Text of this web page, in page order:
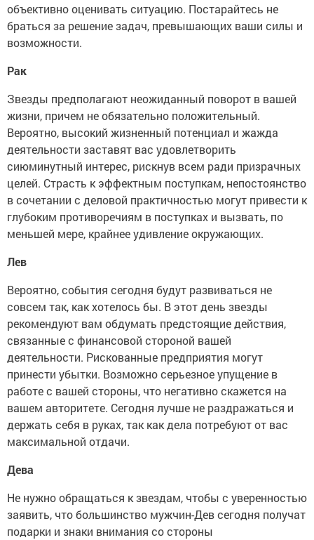
объективно оценивать ситуацию. Постарайтесь не
браться за решение задач, превышающих ваши силы и
возможности.
Рак
Звезды предполагают неожиданный поворот в вашей
жизни, причем не обязательно положительный.
Вероятно, высокий жизненный потенциал и жажда
деятельности заставят вас удовлетворить
сиюминутный интерес, рискнув всем ради призрачных
целей. Страсть к эффектным поступкам, непостоянство
в сочетании с деловой практичностью могут привести к
глубоким противоречиям в поступках и вызвать, по
меньшей мере, крайнее удивление окружающих.
Лев
Вероятно, события сегодня будут развиваться не
совсем так, как хотелось бы. В этот день звезды
рекомендуют вам обдумать предстоящие действия,
связанные с финансовой стороной вашей
деятельности. Рискованные предприятия могут
принести убытки. Возможно серьезное упущение в
работе с вашей стороны, что негативно скажется на
вашем авторитете. Сегодня лучше не раздражаться и
держать себя в руках, так как дела потребуют от вас
максимальной отдачи.
Дева
Не нужно обращаться к звездам, чтобы с уверенностью
заявить, что большинство мужчин-Дев сегодня получат
подарки и знаки внимания со стороны